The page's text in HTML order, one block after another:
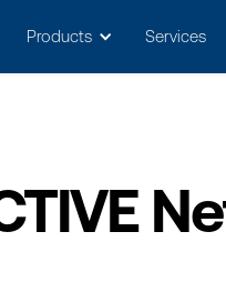
Products Services